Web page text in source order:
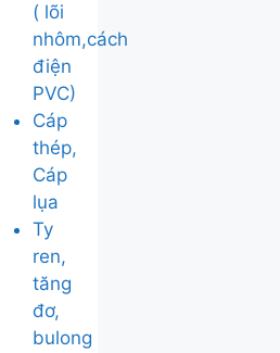
( lõi
nhôm,cách
điện
PVC)
Cáp
thép,
Cáp
lụa
Ty
ren,
tăng
đơ,
bulong